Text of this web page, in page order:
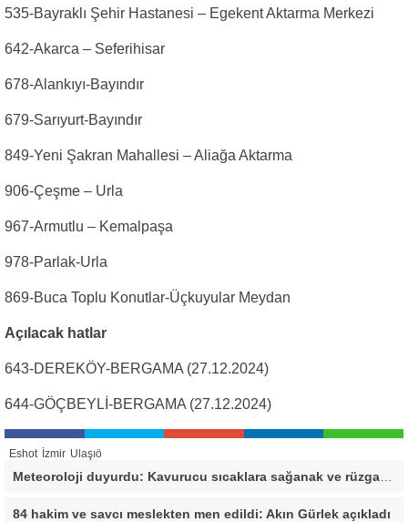
535-Bayraklı Şehir Hastanesi – Egekent Aktarma Merkezi
642-Akarca – Seferihisar
678-Alankıyı-Bayındır
679-Sarıyurt-Bayındır
849-Yeni Şakran Mahallesi – Aliağa Aktarma
906-Çeşme – Urla
967-Armutlu – Kemalpaşa
978-Parlak-Urla
869-Buca Toplu Konutlar-Üçkuyular Meydan
Açılacak hatlar
643-DEREKÖY-BERGAMA (27.12.2024)
644-GÖÇBEYLİ-BERGAMA (27.12.2024)
Eshot İzmir Ulaşıö
Meteoroloji duyurdu: Kavurucu sıcaklara sağanak ve rüzgar arası
84 hakim ve savcı meslekten men edildi: Akın Gürlek açıkladı